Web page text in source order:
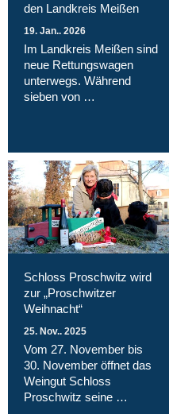
den Landkreis Meißen
19. Jan.. 2026
Im Landkreis Meißen sind
neue Rettungswagen
unterwegs. Während
sieben von …
Schloss Proschwitz wird
zur „Proschwitzer
Weihnacht“
25. Nov.. 2025
Vom 27. November bis
30. November öffnet das
Weingut Schloss
Proschwitz seine …